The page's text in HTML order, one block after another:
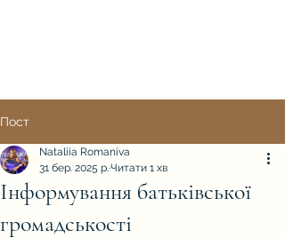
Пост
Інформування батьківської
громадськості
Nataliia Romaniva
31 бер. 2025 р.Читати 1 хв